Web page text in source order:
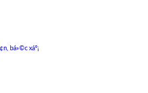
bá»©c xáº¡